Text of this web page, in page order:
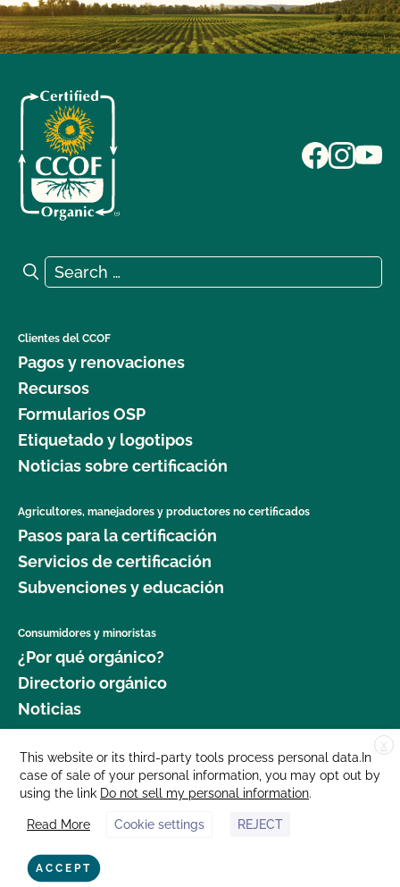
Search for:
Search
Clientes del CCOF
Pagos y renovaciones
Recursos
Formularios OSP
Etiquetado y logotipos
Noticias sobre certificación
Agricultores, manejadores y productores no certificados
Pasos para la certificación
Servicios de certificación
Subvenciones y educación
Consumidores y minoristas
¿Por qué orgánico?
Directorio orgánico
Noticias
Donar
Carreras profesionales
Sala de prensa
Contáctenos
877 Cedar Street, Suite 248, Santa Cruz, CA 95060 © 2025 CCOF.org
X
This website or its third-party tools process personal data.In
case of sale of your personal information, you may opt out by
using the link Do not sell my personal information.
Read More Cookie settings REJECT
ACCEPT